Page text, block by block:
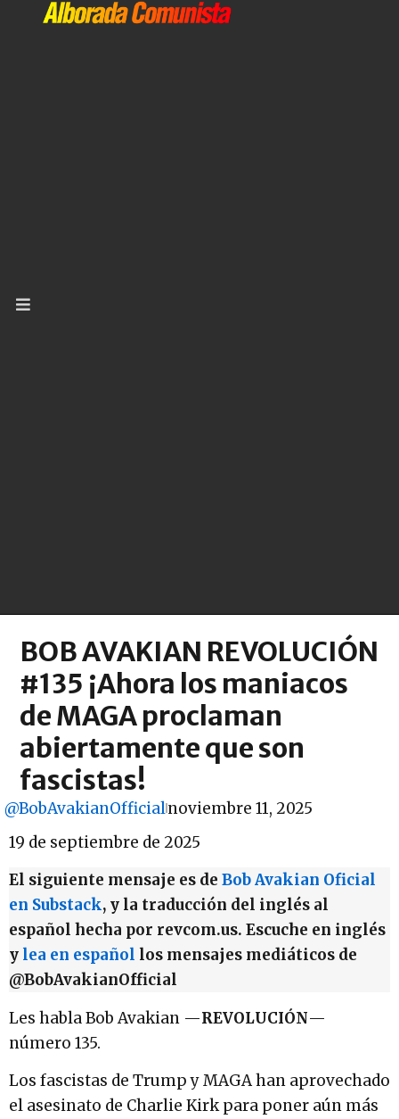
BOB AVAKIAN REVOLUCIÓN
#135 ¡Ahora los maniacos
de MAGA proclaman
abiertamente que son
fascistas!
@BobAvakianOfficialnoviembre 11, 2025
19 de septiembre de 2025
El siguiente mensaje es de Bob Avakian Oficial
en Substack, y la traducción del inglés al
español hecha por revcom.us. Escuche en inglés
y lea en español los mensajes mediáticos de
@BobAvakianOfficial
Les habla Bob Avakian —REVOLUCIÓN—
número 135.
Los fascistas de Trump y MAGA han aprovechado
el asesinato de Charlie Kirk para poner aún más